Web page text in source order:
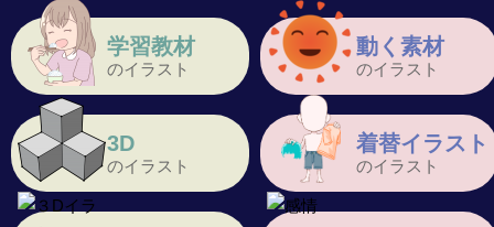
学習教材
のイラスト
動く素材
のイラスト
3D
のイラスト
着替イラスト
のイラスト